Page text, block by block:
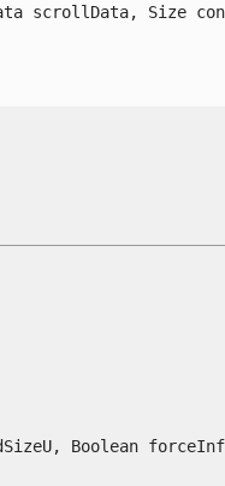
scrollData, Size
Boolean